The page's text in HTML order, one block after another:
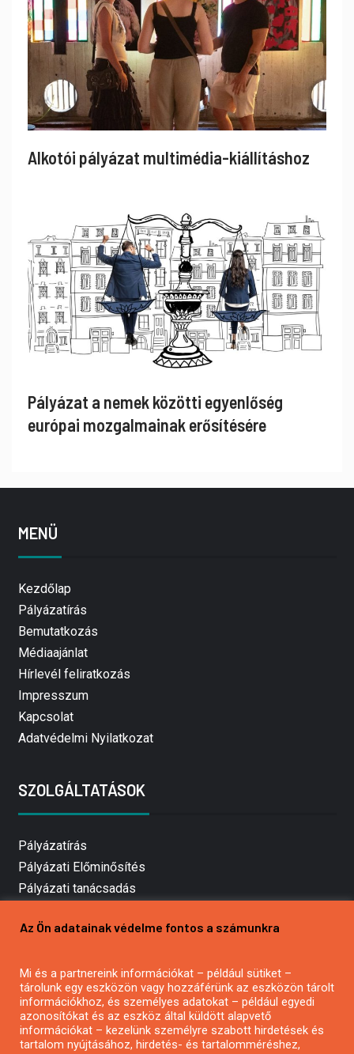
Alkotói pályázat multimédia-kiállításhoz
Pályázat a nemek közötti egyenlőség
európai mozgalmainak erősítésére
MENÜ
Kezdőlap
Pályázatírás
Bemutatkozás
Médiaajánlat
Hírlevél feliratkozás
Impresszum
Kapcsolat
Adatvédelmi Nyilatkozat
SZOLGÁLTATÁSOK
Pályázatírás
Pályázati Előminősítés
Pályázati tanácsadás
Mezőgazdasági pályázatírás
Pályázatírás civil szervezeteknek
Pályázatírás önkormányzatoknak
Pályázatfigyelés
Specifikus pályázatfigyelés vagy hírlevél
Az Ön adatainak védelme fontos a számunkra
Mi és a partnereink információkat – például sütiket –
tárolunk egy eszközön vagy hozzáférünk az eszközön tárolt
információkhoz, és személyes adatokat – például egyedi
azonosítókat és az eszköz által küldött alapvető
információkat – kezelünk személyre szabott hirdetések és
tartalom nyújtásához, hirdetés- és tartalomméréshez,